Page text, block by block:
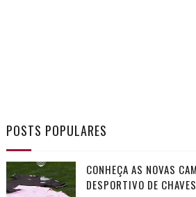
POSTS POPULARES
CONHEÇA AS NOVAS
DESPORTIVO DE